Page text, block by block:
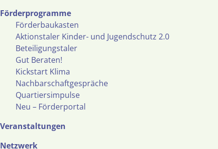
Förderprogramme
Förderbaukasten
Aktionstaler Kinder- und Jugendschutz 2.0
Beteiligungstaler
Gut Beraten!
Kickstart Klima
Nachbarschaftgespräche
Quartiersimpulse
Neu – Förderportal
Veranstaltungen
Netzwerk